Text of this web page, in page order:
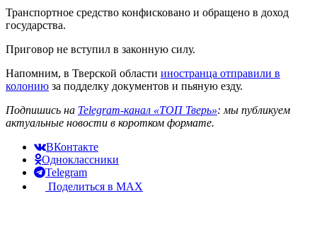
Транспортное средство конфисковано и обращено в доход
государства.
Приговор не вступил в законную силу.
Напомним, в Тверской области иностранца отправили в
колонию за подделку документов и пьяную езду.
Подпишись на Telegram-канал «ТОП Тверь»: мы публикуем
актуальные новости в коротком формате.
ВКонтакте
Одноклассники
Telegram
Поделиться в MAX